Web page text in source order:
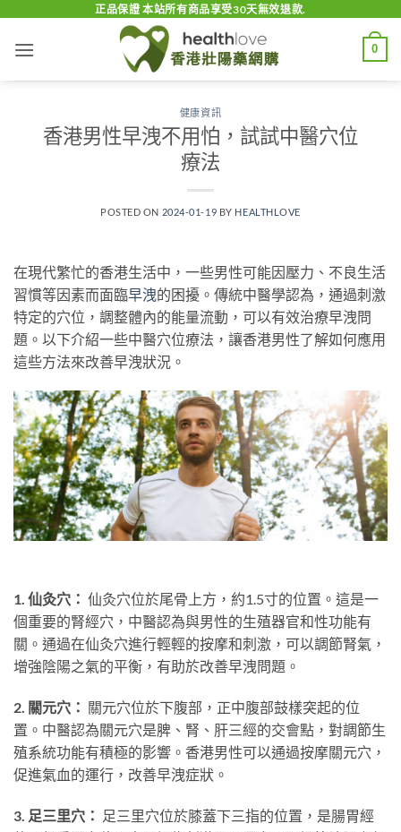
content
正品保證 本站所有商品享受30天無效退款.
0
健康資訊
香港男性早洩不用怕，試試中醫穴位
療法
POSTED ON 2024-01-19 BY HEALTHLOVE
在現代繁忙的香港生活中，一些男性可能因壓力、不良生活
習慣等因素而面臨早洩的困擾。傳統中醫學認為，通過刺激
特定的穴位，調整體內的能量流動，可以有效治療早洩問
題。以下介紹一些中醫穴位療法，讓香港男性了解如何應用
這些方法來改善早洩狀況。
1. 仙灸穴： 仙灸穴位於尾骨上方，約1.5寸的位置。這是一
個重要的腎經穴，中醫認為與男性的生殖器官和性功能有
關。通過在仙灸穴進行輕輕的按摩和刺激，可以調節腎氣，
增強陰陽之氣的平衡，有助於改善早洩問題。
2. 關元穴： 關元穴位於下腹部，正中腹部鼓樣突起的位
置。中醫認為關元穴是脾、腎、肝三經的交會點，對調節生
殖系統功能有積極的影響。香港男性可以通過按摩關元穴，
促進氣血的運行，改善早洩症狀。
3. 足三里穴： 足三里穴位於膝蓋下三指的位置，是腸胃經